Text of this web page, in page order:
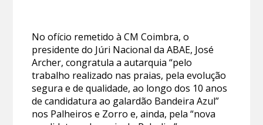
No ofício remetido à CM Coimbra, o
presidente do Júri Nacional da ABAE, José
Archer, congratula a autarquia “pelo
trabalho realizado nas praias, pela evolução
segura e de qualidade, ao longo dos 10 anos
de candidatura ao galardão Bandeira Azul”
nos Palheiros e Zorro e, ainda, pela “nova